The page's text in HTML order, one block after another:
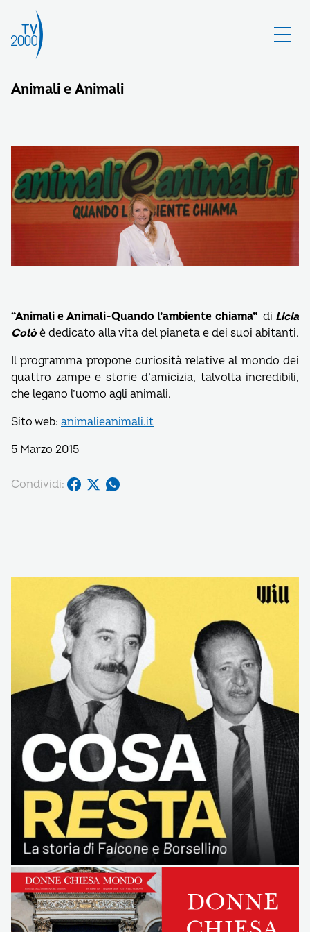
Animali e Animali
“Animali e Animali-Quando l’ambiente chiama”di Licia
Colòè dedicato alla vita del pianeta e dei suoi abitanti.
Il programma propone curiosità relative al mondo dei
quattro zampe e storie d’amicizia, talvolta incredibili,
che legano l’uomo agli animali.
Sito web: animalieanimali.it
5 Marzo 2015
Condividi: